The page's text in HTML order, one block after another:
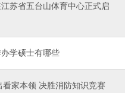
苏省五台山体育中心正式启
学硕士有哪些
看家本领 决胜消防知识竞赛